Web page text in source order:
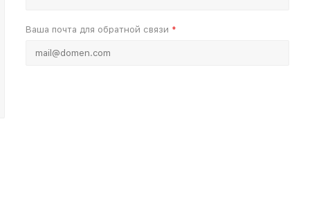
Ваша почта для обратной связи *